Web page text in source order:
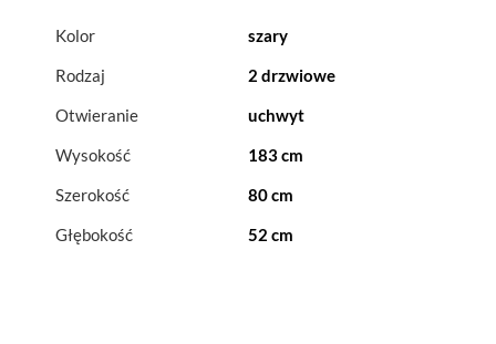
Kolor szary
Wysokość 183 cm
Rodzaj 2 drzwiowe
Szerokość 80 cm
Otwieranie uchwyt
Głębokość 52 cm